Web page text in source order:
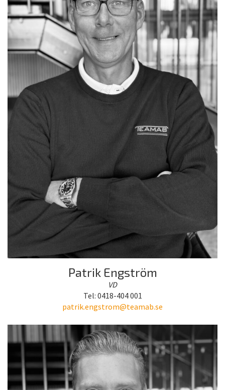
Patrik Engström
VD
Tel: 0418-404 001
patrik.engstrom@teamab.se